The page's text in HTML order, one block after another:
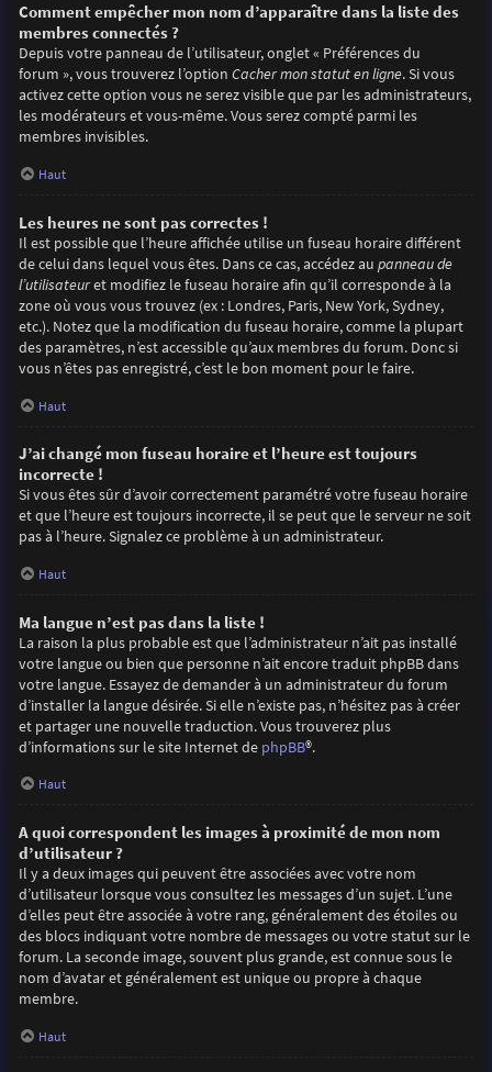
Comment empêcher mon nom d’apparaître dans la liste des
membres connectés ?
Depuis votre panneau de l’utilisateur, onglet « Préférences du
forum », vous trouverez l’option Cacher mon statut en ligne. Si vous
activez cette option vous ne serez visible que par les administrateurs,
les modérateurs et vous-même. Vous serez compté parmi les
membres invisibles.
Haut
Les heures ne sont pas correctes !
Il est possible que l’heure affichée utilise un fuseau horaire différent
de celui dans lequel vous êtes. Dans ce cas, accédez au panneau de
l’utilisateuret modifiez le fuseau horaire afin qu’il corresponde à la
zone où vous vous trouvez (ex : Londres, Paris, New York, Sydney,
etc.). Notez que la modification du fuseau horaire, comme la plupart
des paramètres, n’est accessible qu’aux membres du forum. Donc si
vous n’êtes pas enregistré, c’est le bon moment pour le faire.
Haut
J’ai changé mon fuseau horaire et l’heure est toujours
incorrecte !
Si vous êtes sûr d’avoir correctement paramétré votre fuseau horaire
et que l’heure est toujours incorrecte, il se peut que le serveur ne soit
pas à l’heure. Signalez ce problème à un administrateur.
Haut
Ma langue n’est pas dans la liste !
La raison la plus probable est que l’administrateur n’ait pas installé
votre langue ou bien que personne n’ait encore traduit phpBB dans
votre langue. Essayez de demander à un administrateur du forum
d’installer la langue désirée. Si elle n’existe pas, n’hésitez pas à créer
et partager une nouvelle traduction. Vous trouverez plus
d’informations sur le site Internet de phpBB®.
Haut
A quoi correspondent les images à proximité de mon nom
d’utilisateur ?
Il y a deux images qui peuvent être associées avec votre nom
d’utilisateur lorsque vous consultez les messages d’un sujet. L’une
d’elles peut être associée à votre rang, généralement des étoiles ou
des blocs indiquant votre nombre de messages ou votre statut sur le
forum. La seconde image, souvent plus grande, est connue sous le
nom d’avatar et généralement est unique ou propre à chaque
membre.
Haut